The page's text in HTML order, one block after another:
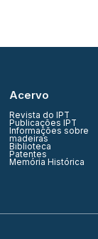
Acervo
Revista do IPT
Publicações IPT
Informações sobre
madeiras
Biblioteca
Patentes
Memória Histórica